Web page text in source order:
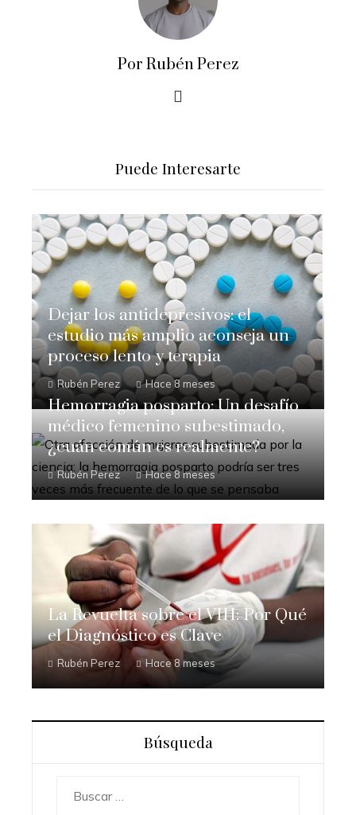
Por Rubén Perez
Puede Interesarte
Dejar los antidepresivos: el
estudio más amplio aconseja un
proceso lento y terapia
Rubén Perez Hace 8 meses
Hemorragia posparto: Un desafío
médico femenino subestimado,
¿cuán común es realmente?
Rubén Perez Hace 8 meses
La Revuelta sobre el VIH: Por Qué
el Diagnóstico es Clave
Rubén Perez Hace 8 meses
Búsqueda